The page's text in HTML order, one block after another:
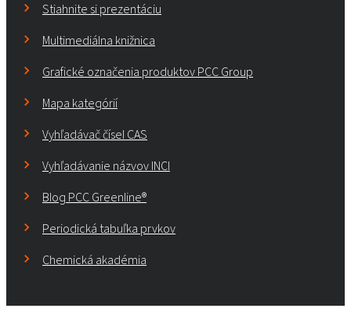
Stiahnite si prezentáciu
Multimediálna knižnica
Grafické označenia produktov PCC Group
Mapa kategórií
Vyhľadávač čísel CAS
Vyhľadávanie názvov INCI
Blog PCC Greenline®
Periodická tabuľka prvkov
Chemická akadémia